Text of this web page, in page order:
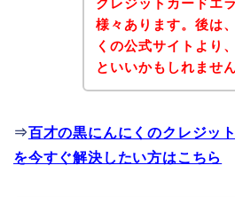
クレジットカードエ
様々あります。後は
くの公式サイトより
といいかもしれません
⇒百才の黒にんにくのクレジッ
を今すぐ解決したい方はこちら